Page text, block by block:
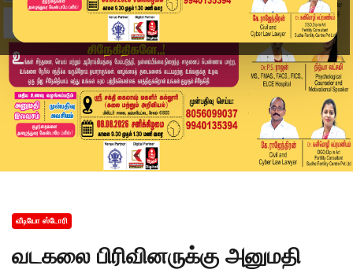
வீடியோ ஸ்டோரி
வடகலை பிரிவினருக்கு அனுமதி